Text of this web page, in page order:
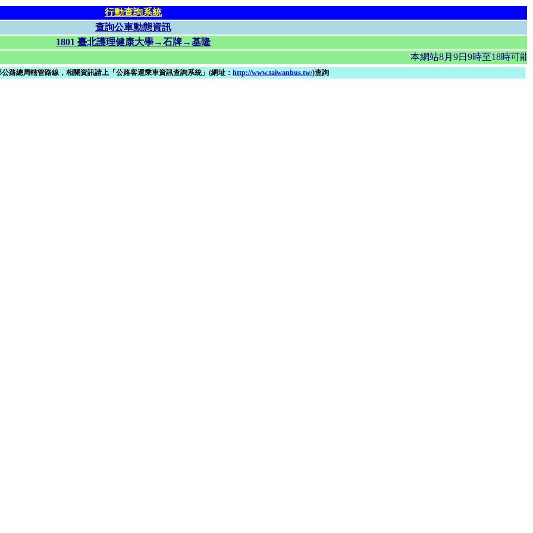
行動查詢系統
查詢公車動態資訊
1801 臺北護理健康大學→石牌→基隆
本網站8月9日9時至18時
路總局轄管路線，相關資訊請上「公路客運乘車資訊查詢系統」(網址： http://www.taiwanbus.tw/)查詢